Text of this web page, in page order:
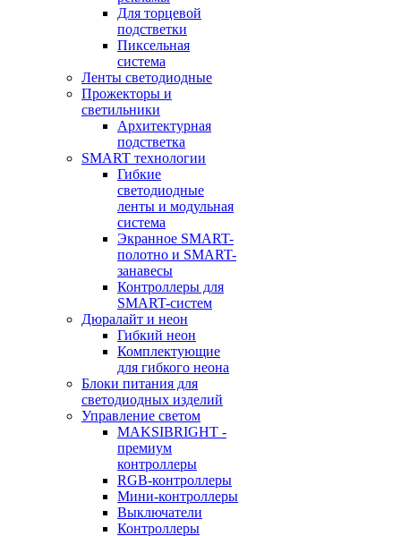
Для торцевой
подстветки
Пиксельная
система
Ленты светодиодные
Прожекторы и
светильники
Архитектурная
подстветка
SMART технологии
Гибкие
светодиодные
ленты и модульная
система
Экранное SMART-
полотно и SMART-
занавесы
Контроллеры для
SMART-систем
Дюралайт и неон
Гибкий неон
Комплектующие
для гибкого неона
Блоки питания для
светодиодных изделий
Управление светом
MAKSIBRIGHT -
премиум
контроллеры
RGB-контроллеры
Мини-контроллеры
Выключатели
Контроллеры